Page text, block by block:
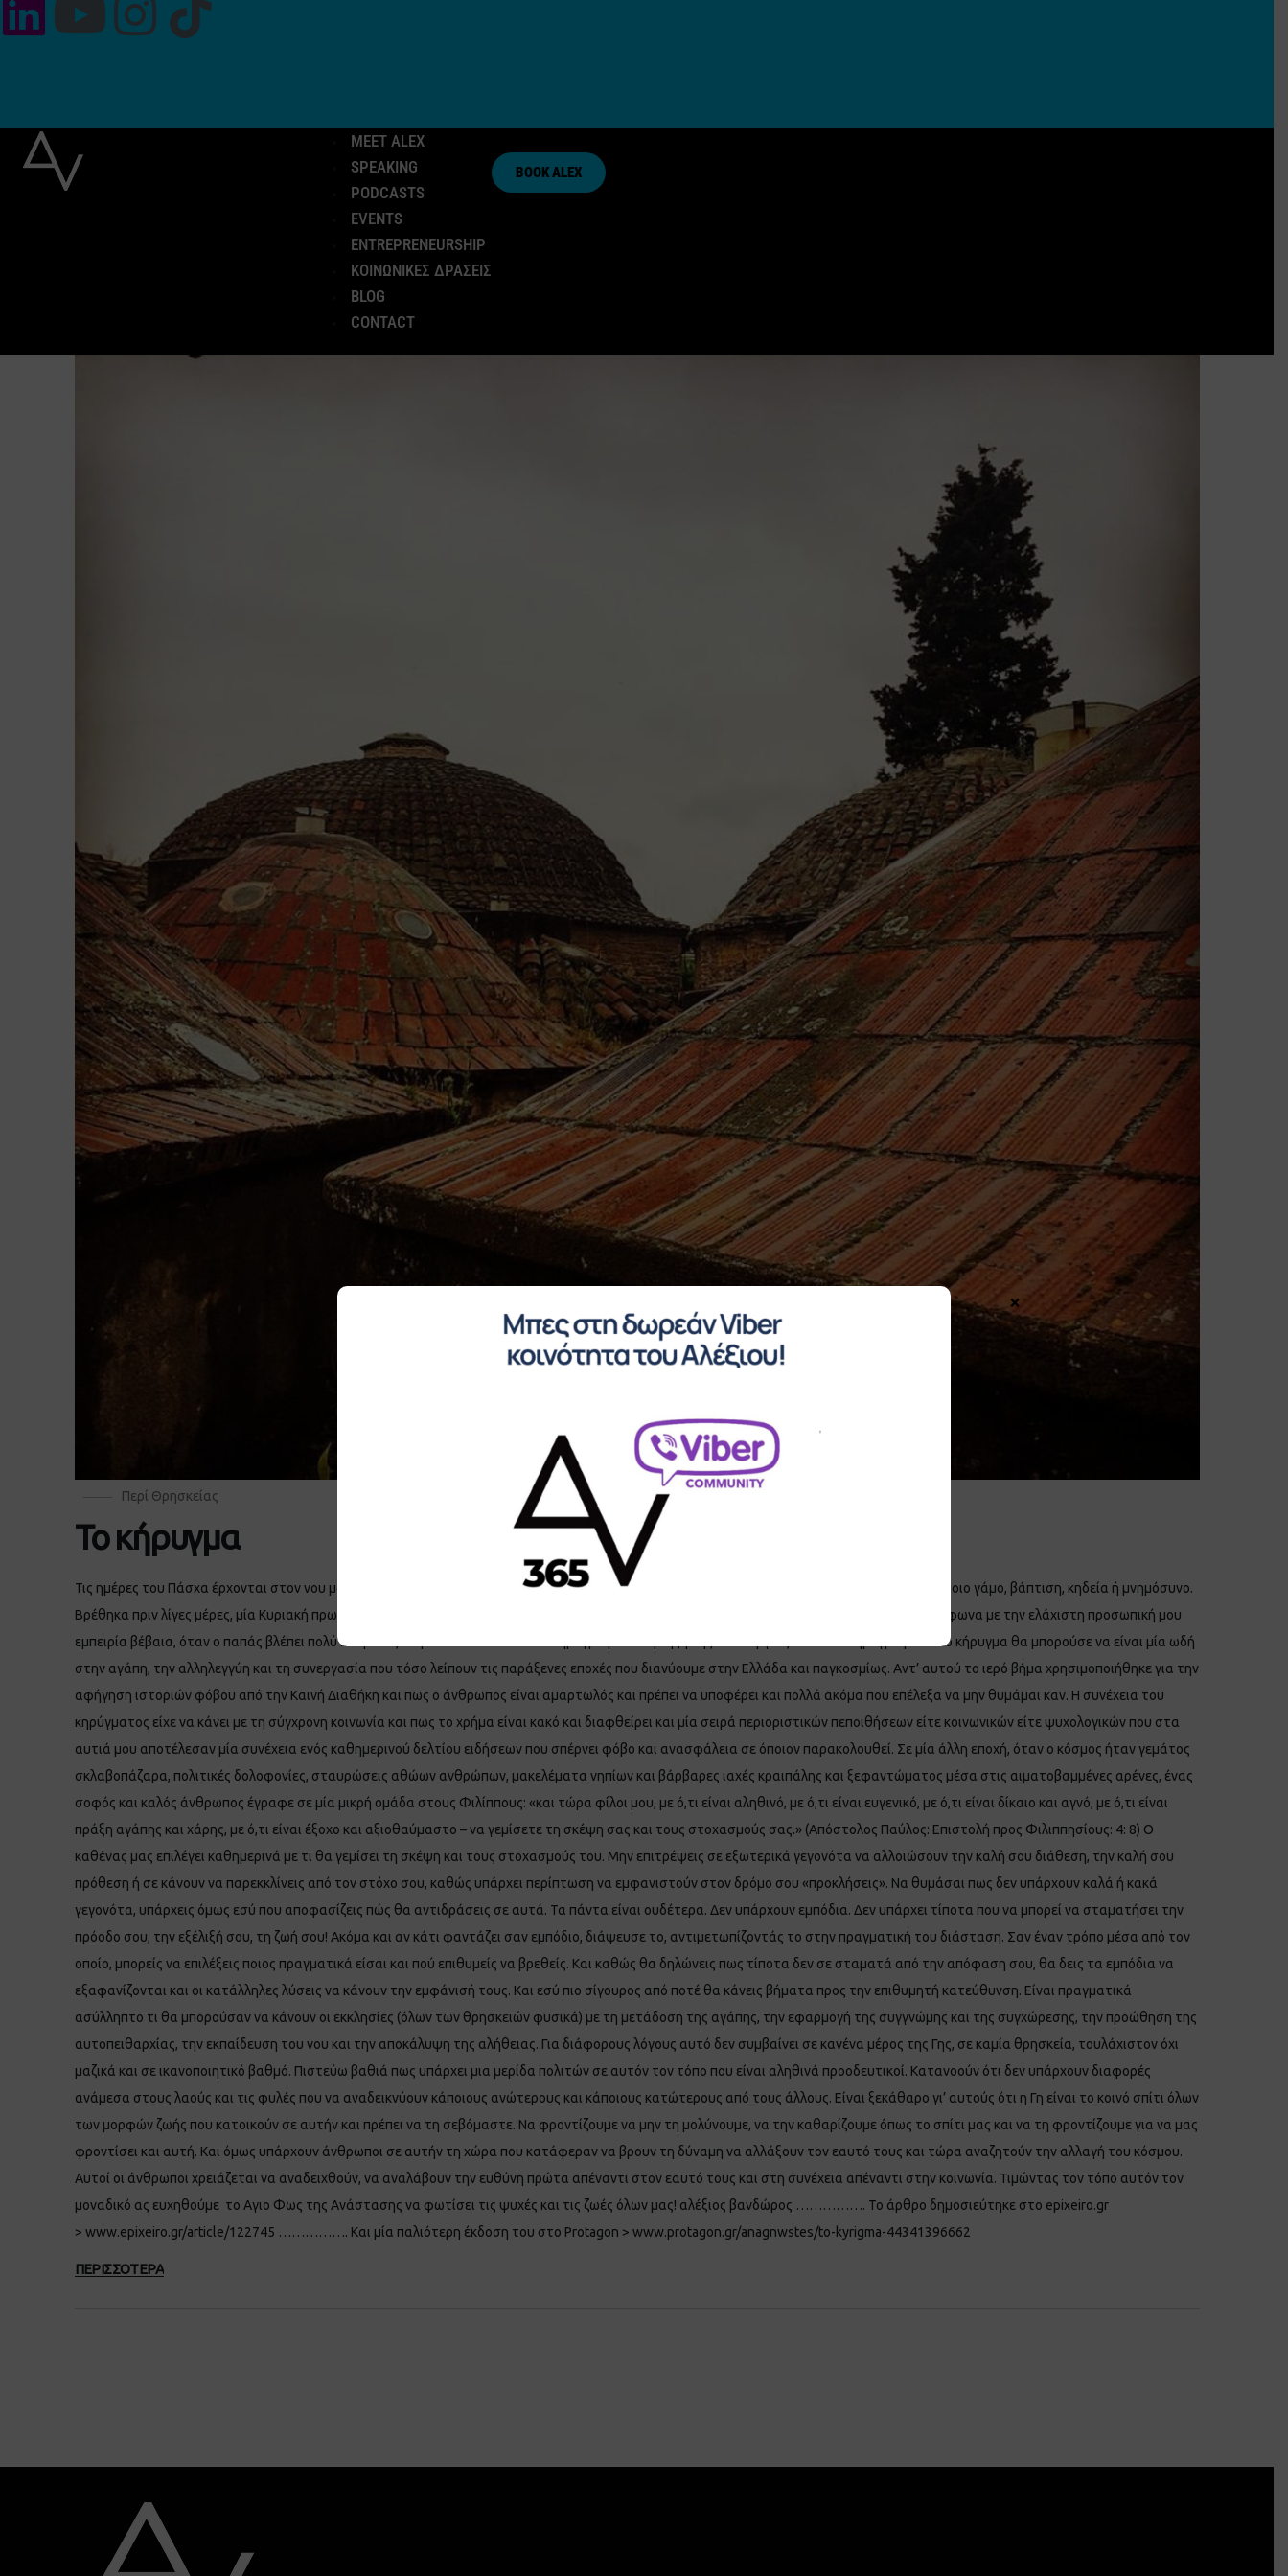
MEET ALEX
SPEAKING
PODCASTS
EVENTS
ENTREPRENEURSHIP
ΚΟΙΝΩΝΙΚΕΣ ΔΡΑΣΕΙΣ
BLOG
CONTACT
BOOK ALEX
Περί Θρησκείας
Το κήρυγμα
Τις ημέρες του Πάσχα έρχονται στον νου μου διάφορες σκέψεις. Σπάνια πηγαίνω στην εκκλησία και αυτό μόνο σε περιστάσεις ανάγκης, σε κάποιο γάμο, βάπτιση, κηδεία ή μνημόσυνο.
Βρέθηκα πριν λίγες μέρες, μία Κυριακή πρωί σε ένα μνημόσυνο το οποίο θα γινόταν αμέσως μετά την πρωινή λειτουργία. Όπως συμβαίνει, σύμφωνα με την ελάχιστη προσωπική μου
εμπειρία βέβαια, όταν ο παπάς βλέπει πολύ κόσμο ως ποίμνιο κάνει και κάποιο κήρυγμα μετά τη λήξη της λειτουργίας. Αυτό το κήρυγμα μετά το κήρυγμα θα μπορούσε να είναι μία ωδή
στην αγάπη, την αλληλεγγύη και τη συνεργασία που τόσο λείπουν τις παράξενες εποχές που διανύουμε στην Ελλάδα και παγκοσμίως. Αντ’ αυτού το ιερό βήμα χρησιμοποιήθηκε για την
αφήγηση ιστοριών φόβου από την Καινή Διαθήκη και πως ο άνθρωπος είναι αμαρτωλός και πρέπει να υποφέρει και πολλά ακόμα που επέλεξα να μην θυμάμαι καν. Η συνέχεια του
κηρύγματος είχε να κάνει με τη σύγχρονη κοινωνία και πως το χρήμα είναι κακό και διαφθείρει και μία σειρά περιοριστικών πεποιθήσεων είτε κοινωνικών είτε ψυχολογικών που στα
αυτιά μου αποτέλεσαν μία συνέχεια ενός καθημερινού δελτίου ειδήσεων που σπέρνει φόβο και ανασφάλεια σε όποιον παρακολουθεί. Σε μία άλλη εποχή, όταν ο κόσμος ήταν γεμάτος
σκλαβοπάζαρα, πολιτικές δολοφονίες, σταυρώσεις αθώων ανθρώπων, μακελέματα νηπίων και βάρβαρες ιαχές κραιπάλης και ξεφαντώματος μέσα στις αιματοβαμμένες αρένες, ένας
σοφός και καλός άνθρωπος έγραφε σε μία μικρή ομάδα στους Φιλίππους: «και τώρα φίλοι μου, με ό,τι είναι αληθινό, με ό,τι είναι ευγενικό, με ό,τι είναι δίκαιο και αγνό, με ό,τι είναι
πράξη αγάπης και χάρης, με ό,τι είναι έξοχο και αξιοθαύμαστο – να γεμίσετε τη σκέψη σας και τους στοχασμούς σας.» (Απόστολος Παύλος: Επιστολή προς Φιλιππησίους: 4: 8) Ο
καθένας μας επιλέγει καθημερινά με τι θα γεμίσει τη σκέψη και τους στοχασμούς του. Μην επιτρέψεις σε εξωτερικά γεγονότα να αλλοιώσουν την καλή σου διάθεση, την καλή σου
πρόθεση ή σε κάνουν να παρεκκλίνεις από τον στόχο σου, καθώς υπάρχει περίπτωση να εμφανιστούν στον δρόμο σου «προκλήσεις». Να θυμάσαι πως δεν υπάρχουν καλά ή κακά
γεγονότα, υπάρχεις όμως εσύ που αποφασίζεις πώς θα αντιδράσεις σε αυτά. Τα πάντα είναι ουδέτερα. Δεν υπάρχουν εμπόδια. Δεν υπάρχει τίποτα που να μπορεί να σταματήσει την
πρόοδο σου, την εξέλιξή σου, τη ζωή σου! Ακόμα και αν κάτι φαντάζει σαν εμπόδιο, διάψευσε το, αντιμετωπίζοντάς το στην πραγματική του διάσταση. Σαν έναν τρόπο μέσα από τον
οποίο, μπορείς να επιλέξεις ποιος πραγματικά είσαι και πού επιθυμείς να βρεθείς. Και καθώς θα δηλώνεις πως τίποτα δεν σε σταματά από την απόφαση σου, θα δεις τα εμπόδια να
εξαφανίζονται και οι κατάλληλες λύσεις να κάνουν την εμφάνισή τους. Και εσύ πιο σίγουρος από ποτέ θα κάνεις βήματα προς την επιθυμητή κατεύθυνση. Είναι πραγματικά
ασύλληπτο τι θα μπορούσαν να κάνουν οι εκκλησίες (όλων των θρησκειών φυσικά) με τη μετάδοση της αγάπης, την εφαρμογή της συγγνώμης και της συγχώρεσης, την προώθηση της
αυτοπειθαρχίας, την εκπαίδευση του νου και την αποκάλυψη της αλήθειας. Για διάφορους λόγους αυτό δεν συμβαίνει σε κανένα μέρος της Γης, σε καμία θρησκεία, τουλάχιστον όχι
μαζικά και σε ικανοποιητικό βαθμό. Πιστεύω βαθιά πως υπάρχει μια μερίδα πολιτών σε αυτόν τον τόπο που είναι αληθινά προοδευτικοί. Κατανοούν ότι δεν υπάρχουν διαφορές
ανάμεσα στους λαούς και τις φυλές που να αναδεικνύουν κάποιους ανώτερους και κάποιους κατώτερους από τους άλλους. Είναι ξεκάθαρο γι’ αυτούς ότι η Γη είναι το κοινό σπίτι όλων
των μορφών ζωής που κατοικούν σε αυτήν και πρέπει να τη σεβόμαστε. Να φροντίζουμε να μην τη μολύνουμε, να την καθαρίζουμε όπως το σπίτι μας και να τη φροντίζουμε για να μας
φροντίσει και αυτή. Και όμως υπάρχουν άνθρωποι σε αυτήν τη χώρα που κατάφεραν να βρουν τη δύναμη να αλλάξουν τον εαυτό τους και τώρα αναζητούν την αλλαγή του κόσμου.
Αυτοί οι άνθρωποι χρειάζεται να αναδειχθούν, να αναλάβουν την ευθύνη πρώτα απέναντι στον εαυτό τους και στη συνέχεια απέναντι στην κοινωνία. Τιμώντας τον τόπο αυτόν τον
μοναδικό ας ευχηθούμε το Aγιο Φως της Ανάστασης να φωτίσει τις ψυχές και τις ζωές όλων μας! αλέξιος βανδώρος ……………. Το άρθρο δημοσιεύτηκε στο epixeiro.gr
> www.epixeiro.gr/article/122745 ……………. Και μία παλιότερη έκδοση του στο Protagon > www.protagon.gr/anagnwstes/to-kyrigma-44341396662
ΠΕΡΙΣΣΟΤΕΡΑ
×